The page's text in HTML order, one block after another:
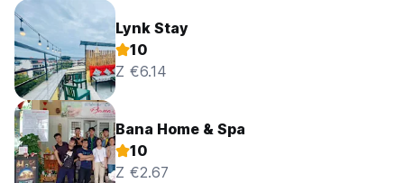
Lynk Stay
10
Z €6.14
Bana Home & Spa
10
Z €2.67